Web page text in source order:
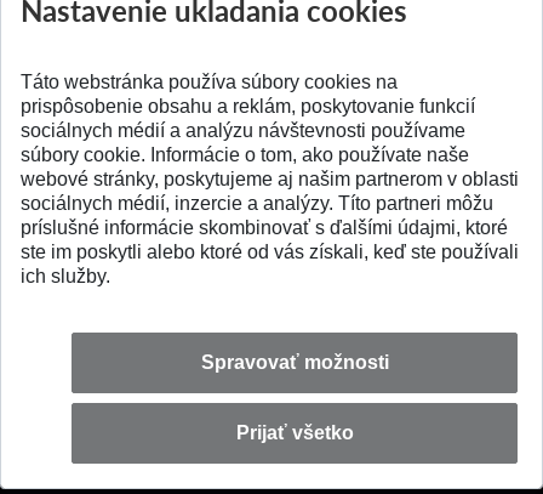
Pridané 03.08.2026 Pridané 07.07.2026
SPÄŤ NA VRCH
Nastavenie ukladania cookies
Táto webstránka používa súbory cookies na
prispôsobenie obsahu a reklám, poskytovanie funkcií
sociálnych médií a analýzu návštevnosti používame
súbory cookie. Informácie o tom, ako používate naše
webové stránky, poskytujeme aj našim partnerom v oblasti
sociálnych médií, inzercie a analýzy. Títo partneri môžu
príslušné informácie skombinovať s ďalšími údajmi, ktoré
ste im poskytli alebo ktoré od vás získali, keď ste používali
ich služby.
Spravovať možnosti
Prijať všetko